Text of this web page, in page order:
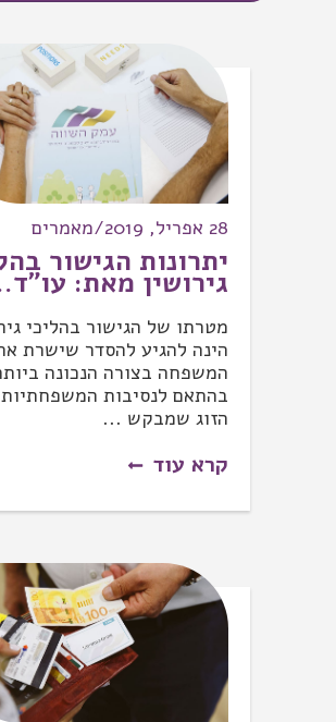
28 אפריל, 2019/מאמרים
יתרונות הגישור
גירושין מאת:
מטרתו של הגישור בהליכי
הינה להגיע להסדר שישרת
המשפחה בצורה הנכונה
בהתאם לנסיבות
הזוג שמבקש ...
קרא עוד